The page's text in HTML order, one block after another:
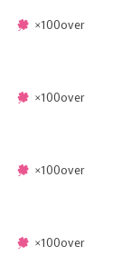
×100over
×100over
×100over
×100over